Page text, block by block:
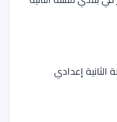
الثانية إعدادي